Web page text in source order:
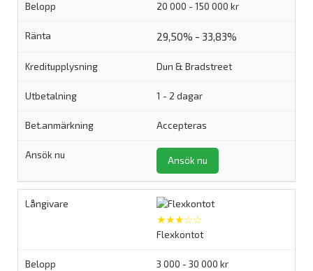
20 000 - 150 000 kr
29,50% - 33,83%
Dun & Bradstreet
1 - 2 dagar
Accepteras
Ansök nu
★★★☆☆
Flexkontot
3 000 - 30 000 kr